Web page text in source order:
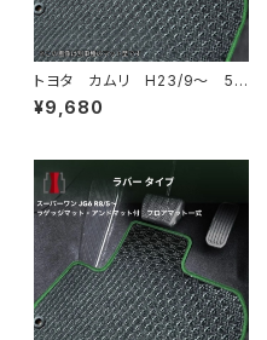
トヨタ カムリ H23/9〜 5
0/70系 フロアマット一式 カ
ーマット 防水 ラバータイプ
¥9,680